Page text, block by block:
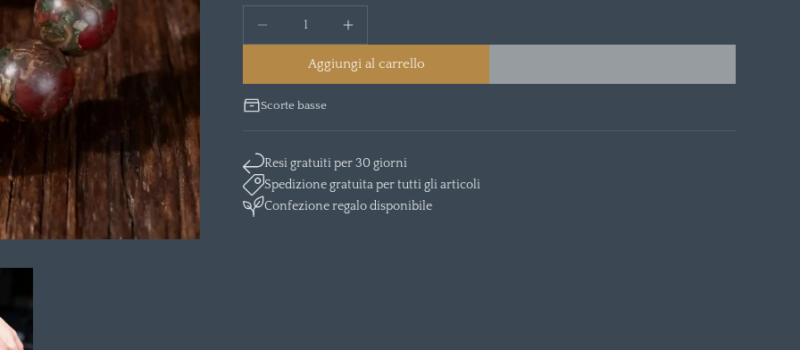
Aggiungi al carrello
Scorte basse
Resi gratuiti per 30 giorni
Spedizione gratuita per tutti gli articoli
Confezione regalo disponibile